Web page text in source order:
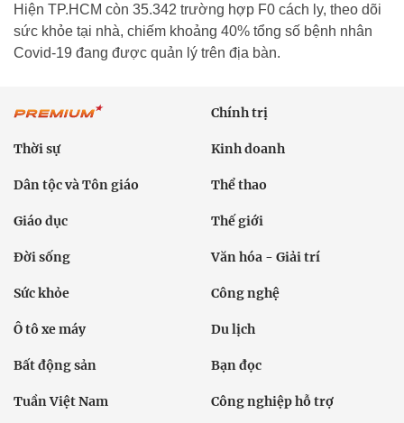
Hiện TP.HCM còn 35.342 trường hợp F0 cách ly, theo dõi
sức khỏe tại nhà, chiếm khoảng 40% tổng số bệnh nhân
Covid-19 đang được quản lý trên địa bàn.
Chính trị
Thời sự Kinh doanh
Dân tộc và Tôn giáo Thể thao
Giáo dục Thế giới
Đời sống Văn hóa - Giải trí
Sức khỏe Công nghệ
Ô tô xe máy Du lịch
Bất động sản Bạn đọc
Tuần Việt Nam Công nghiệp hỗ trợ